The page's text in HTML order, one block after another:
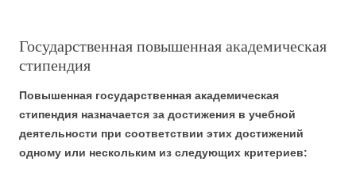
Государственная повышенная академическая
стипендия
Повышенная государственная академическая
стипендия назначается за достижения в учебной
деятельности при соответствии этих достижений
одному или нескольким из следующих критериев: